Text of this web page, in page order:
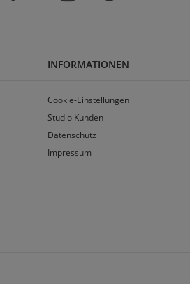
INFORMATIONEN
Cookie-Einstellungen
Studio Kunden
Datenschutz
Impressum